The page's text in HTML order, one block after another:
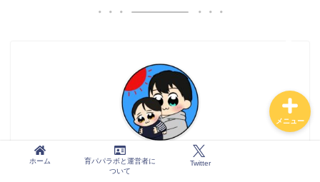
男性育休1年取得したパパ
そちまる
ホーム
育パパラボと運営者に
ついて
Twitter
メニュー